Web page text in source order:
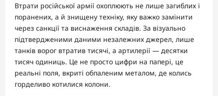
Втрати російської армії охоплюють не лише загиблих і
поранених, а й знищену техніку, яку важко замінити
через санкції та виснаження складів. За візуально
підтвердженими даними незалежних джерел, лише
танків ворог втратив тисячі, а артилерії — десятки
тисяч одиниць. Це не просто цифри на папері, це
реальні поля, вкриті обпаленим металом, де колись
горделиво котилися колони.